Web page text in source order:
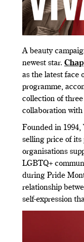
A beauty
newest star.
as the latest face
programme,
collection of
collaboration
Founded in 1994,
selling price of
organisations
LGBTQ+
during Pride
relationship
self-expression